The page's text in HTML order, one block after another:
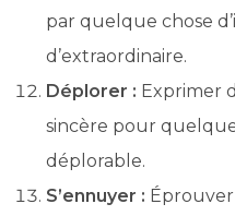
par quelque chose
d’extraordinaire.
Déplorer : Exprimer
sincère pour
déplorable.
S’ennuyer : Éprouver